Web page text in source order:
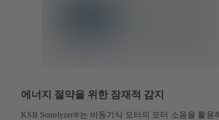
에너지 절약을 위한 잠재적 감지
KSB Sonolyzer®는 비동기식 모터의 모터 소음을 활용